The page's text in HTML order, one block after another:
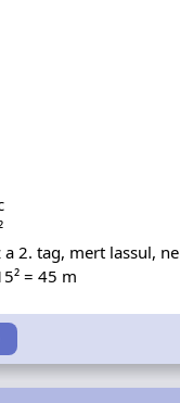
a 2. tag, mert lassul,
= 45 m